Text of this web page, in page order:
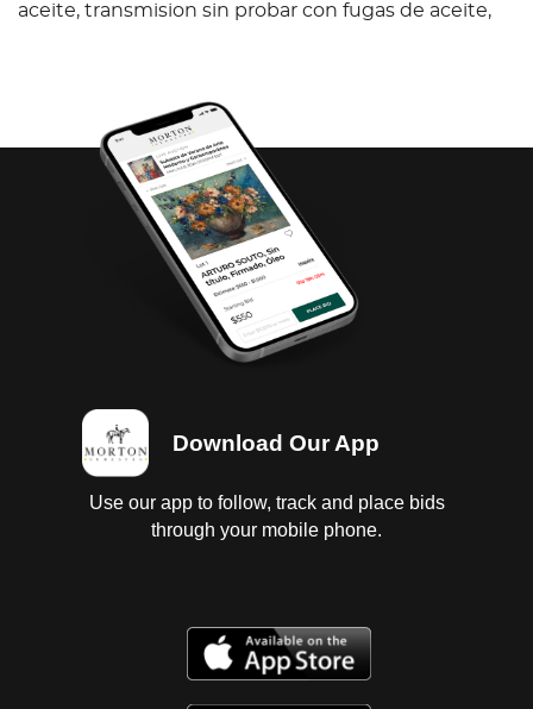
aceite, transmision sin probar con fugas de aceite,
sin faros, llantas y rines dañados y lisas, diferencial,
yugo y tuerca dañados y con faltante, valvula de
freno de motor desarmada y con faltantes, motor
de limpiadores faltantes, turbo dañado y con
faltantes, maguera de compresor metalica con
faltantes, modulo de vidrio electrico lado de
coopilito faltante, control de freno de motor
faltante, control de aire acondicionado y calefaccion
dañada y con faltantes, marcadores de tableros
faltantes, reelvadores y fusibles faltantes,
tapiceria interna.
Condition
Ubicación: Mexicali; Observaciones:
Dañada Y Desarmada, Flecha Desarmada Y Dañada
con faltantes , Aire Acondicionado Dañado Y Con
Faltantes, Escape Desarmado Y Con Faltantes,
Download Our App
Use our app to follow, track and place bids
through your mobile phone.